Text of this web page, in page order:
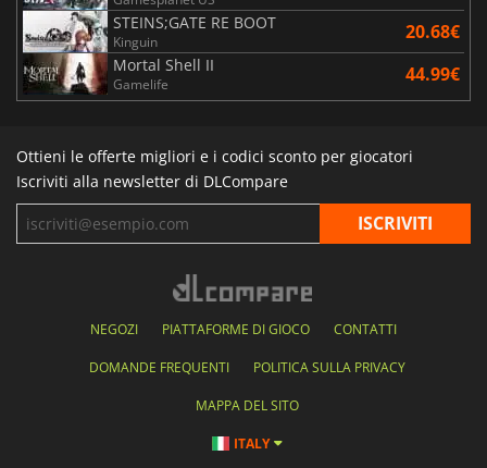
STEINS;GATE RE BOOT
Kinguin 20.68€
Mortal Shell II
Gamelife 44.99€
Ottieni le offerte migliori e i codici sconto per giocatori
Iscriviti alla newsletter di DLCompare
NEGOZI PIATTAFORME DI GIOCO CONTATTI
DOMANDE FREQUENTI POLITICA SULLA PRIVACY
MAPPA DEL SITO
ITALY